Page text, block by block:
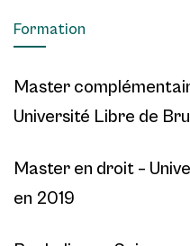
Formation
Master
Université Libre de
Master en droit –
en 2019